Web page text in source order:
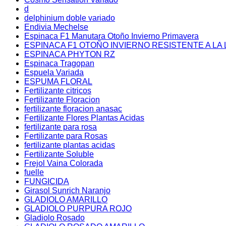
d
delphinium doble variado
Endivia Mechelse
Espinaca F1 Manutara Otoño Invierno Primavera
ESPINACA F1 OTOÑO INVIERNO RESISTENTE A LA
ESPINACA PHYTON RZ
Espinaca Tragopan
Espuela Variada
ESPUMA FLORAL
Fertilizante citricos
Fertilizante Floracion
fertilizante floracion anasac
Fertilizante Flores Plantas Acidas
fertilizante para rosa
Fertilizante para Rosas
fertilizante plantas acidas
Fertilizante Soluble
Frejol Vaina Colorada
fuelle
FUNGICIDA
Girasol Sunrich Naranjo
GLADIOLO AMARILLO
GLADIOLO PURPURA ROJO
Gladiolo Rosado